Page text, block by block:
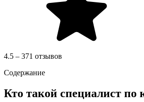
4.5 – 371 отзывов
Содержание
Кто такой специалист по